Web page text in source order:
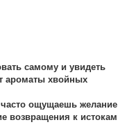
самому и увидеть
ароматы хвойных
ощущаешь желание
возвращения к истокам